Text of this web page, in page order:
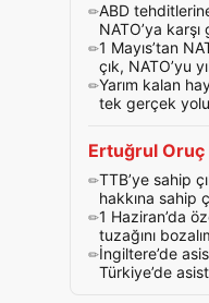
ABD
NATO’ya
1 Mayıs’tan
çık, NATO’yu
Yarım kalan
tek gerçek
Ertuğrul Oruç
TTB’ye sahip
hakkına sahip
1 Haziran’da
tuzağını
İngiltere’de
Türkiye’de